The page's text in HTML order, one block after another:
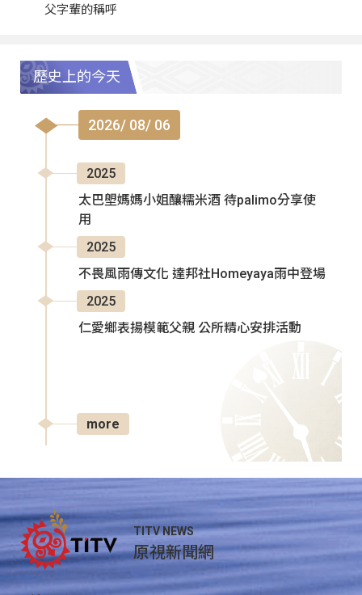
父字輩的稱呼
歷史上的今天
2026/ 08/ 06
2025
太巴塱媽媽小姐釀糯米酒 待palimo分享使
用
2025
不畏風雨傳文化 達邦社Homeyaya雨中登場
2025
仁愛鄉表揚模範父親 公所精心安排活動
more
TITV NEWS
原視新聞網